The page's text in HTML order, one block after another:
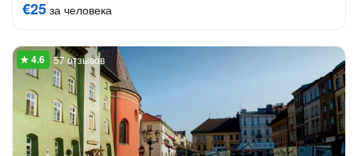
€25 за человека
57 отзывов